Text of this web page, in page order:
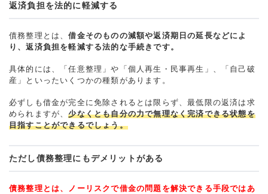
返済負担を法的に軽減する
債務整理とは、借金そのものの減額や返済期日の延長などによ
り、返済負担を軽減する法的な手続きです。
具体的には、「任意整理」や「個人再生・民事再生」、「自己破
産」といったいくつかの種類があります。
必ずしも借金が完全に免除されるとは限らず、最低限の返済は求
められますが、少なくとも自分の力で無理なく完済できる状態を
目指すことができるでしょう。
ただし債務整理にもデメリットがある
債務整理とは、ノーリスクで借金の問題を解決できる手段ではあ